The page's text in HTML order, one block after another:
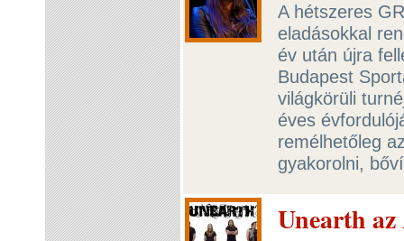
A hétszeres
eladásokkal
év után újra
Budapest
világkörüli
éves
remélhetőleg
gyakorolni,
Unearth